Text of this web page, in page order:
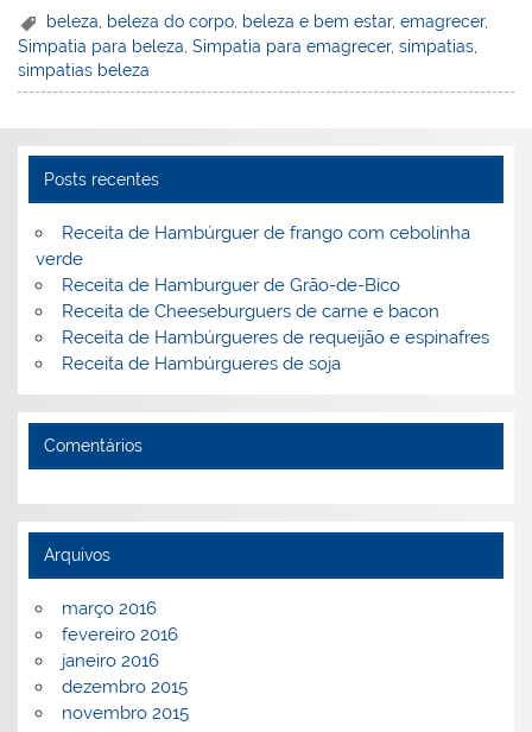
er
e
st
k
e
dI
c
e
b
o
k
itt
er
ai
l
h
o
o
l
t
ar
e
beleza beleza do corpo beleza e bem estar,emagrecer,
Simpatia para beleza ,Simpatia para emagrecer,simpatias
simpatias beleza
Posts recentes
Receita de Hambúrguer de frango com cebolinha
verde
Receita de Hamburguer de Grão-de-Bico
Receita de Cheeseburguers de carne e bacon
Receita de Hambúrgueres de requeijão e espinafres
Receita de Hambúrgueres de soja
Comentários
Arquivos
março 2016
fevereiro 2016
janeiro 2016
dezembro 2015
novembro 2015